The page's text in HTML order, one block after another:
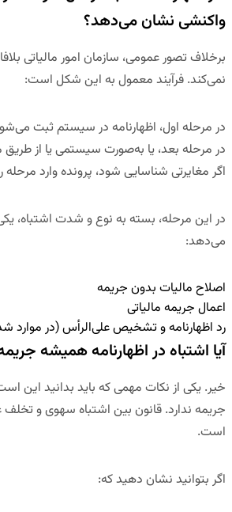
واکنشی نشان می‌دهد؟
برخلاف تصور عمومی، سازمان امور مالیاتی
نمی‌کند. فرآیند معمول به این شکل است:
در مرحله اول، اظهارنامه در سیستم ثبت
در مرحله بعد، یا به‌صورت سیستمی یا از
اگر مغایرتی شناسایی شود، پرونده وارد
در این مرحله، بسته به نوع و شدت اشتباه،
می‌دهد:
اصلاح مالیات بدون جریمه
اعمال جریمه مالیاتی
رد اظهارنامه و تشخیص علی‌الرأس (در موارد
آیا اشتباه در اظهارنامه همیشه
خیر. یکی از نکات مهمی که باید بدانید این
جریمه ندارد. قانون بین اشتباه سهوی و
است.
اگر بتوانید نشان دهید که: